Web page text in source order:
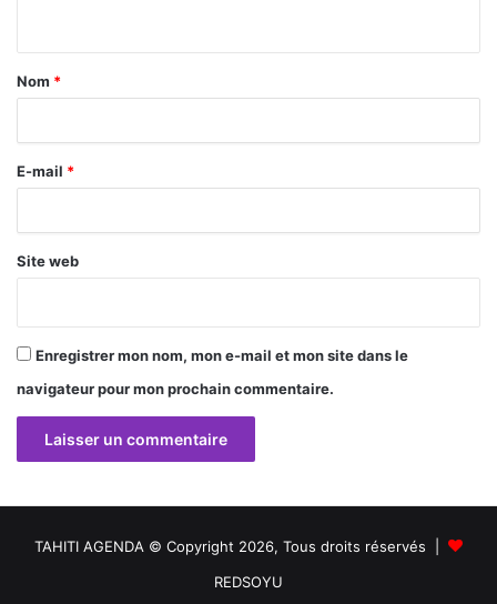
a
r
e
Nom *
E-mail *
Site web
Enregistrer mon nom, mon e-mail et mon site dans le
navigateur pour mon prochain commentaire.
TAHITI AGENDA © Copyright 2026, Tous droits réservés |
REDSOYU